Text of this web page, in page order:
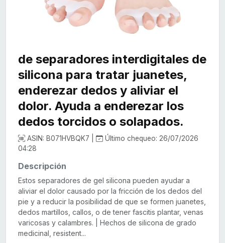
de separadores interdigitales de
silicona para tratar juanetes,
enderezar dedos y aliviar el
dolor. Ayuda a enderezar los
dedos torcidos o solapados.
ASIN: B071HVBQK7 |
Último chequeo: 26/07/2026
04:28
Descripción
Estos separadores de gel silicona pueden ayudar a
aliviar el dolor causado por la fricción de los dedos del
pie y a reducir la posibilidad de que se formen juanetes,
dedos martillos, callos, o de tener fascitis plantar, venas
varicosas y calambres. | Hechos de silicona de grado
medicinal, resistent...